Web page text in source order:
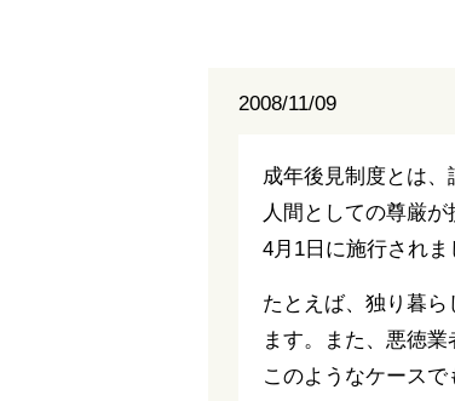
2008/11/09
成年後見制度とは
人間としての尊厳
4月1日に施行されま
たとえば、独り暮
ます。また、悪徳
このようなケース